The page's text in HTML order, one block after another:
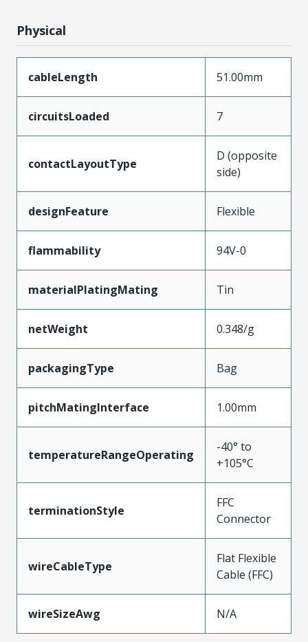
Physical
cableLength 51.00mm
circuitsLoaded 7
contactLayoutType
D (opposite
side)
designFeature Flexible
flammability 94V-0
materialPlatingMating Tin
netWeight 0.348/g
packagingType Bag
pitchMatingInterface 1.00mm
temperatureRangeOperating
-40° to
+105°C
terminationStyle
FFC
Connector
wireCableType
Flat Flexible
Cable (FFC)
wireSizeAwg N/A